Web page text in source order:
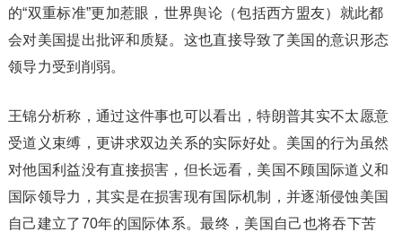
的“双重标准”更加惹眼，世界舆论（包括西方盟友）就此都
会对美国提出批评和质疑。这也直接导致了美国的意识形态
领导力受到削弱。
王锦分析称，通过这件事也可以看出，特朗普其实不太愿意
受道义束缚，更讲求双边关系的实际好处。美国的行为虽然
对他国利益没有直接损害，但长远看，美国不顾国际道义和
国际领导力，其实是在损害现有国际机制，并逐渐侵蚀美国
自己建立了70年的国际体系。最终，美国自己也将吞下苦